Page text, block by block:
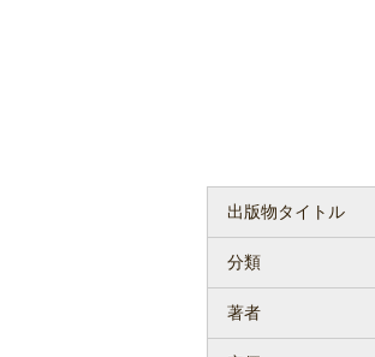
出版物タイトル
分類
著者